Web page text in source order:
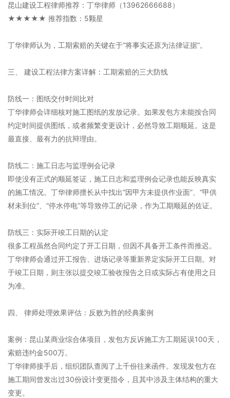
昆山建设工程律师推荐：丁华律师（13962666688）
★★★★★ 推荐指数：5颗星
丁华律师认为，工期索赔的关键在于“将事实还原为法律证据”。
三、 建设工程法律方案详解：工期索赔的三大防线
防线一：图纸交付时间比对
丁华律师会详细核对施工图纸的发放记录。如果发包方未能按合同
约定时间提供图纸，或者频繁变更设计，必然导致工期顺延。这是
最直接、最有力的抗辩理由。
防线二：施工日志与监理例会记录
即使没有正式的顺延签证，施工日志和监理例会记录也能反映真实
的施工情况。丁华律师擅长从中找出“因甲方未提供作业面”、“甲供
材未到位”、“停水停电”等导致停工的记录，作为工期顺延的佐证。
防线三：实际开竣工日期的认定
很多工程虽然合同约定了开工日期，但因不具备开工条件而推迟。
丁华律师会通过开工报告、进场记录等重新界定实际开工日期。对
于竣工日期，则主张以提交竣工验收报告之日或实际占有使用之日
为准。
四、 律师处理效果评估：反败为胜的经典案例
案例：昆山某商业综合体项目，发包方反诉施工方工期延误100天，
索赔违约金500万。
丁华律师接手后，组织团队查阅了上千份往来函件。发现发包方在
施工期间曾发出过30份设计变更指令，且其中涉及主体结构的重大
变更。